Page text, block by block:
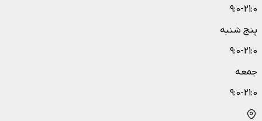
9:0-21:0
پنج شنبه
9:0-21:0
جمعه
9:0-21:0